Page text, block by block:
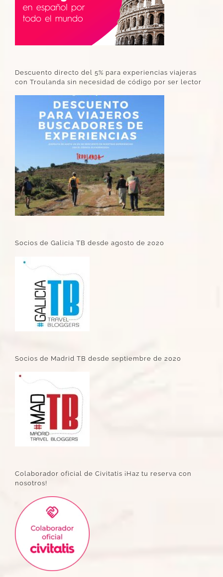
Descuento directo del 5% para experiencias viajeras
con Troulanda sin necesidad de código por ser lector
Socios de Galicia TB desde agosto de 2020
Socios de Madrid TB desde septiembre de 2020
Colaborador oficial de Civitatis ¡Haz tu reserva con
nosotros!